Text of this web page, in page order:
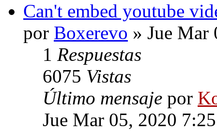
Can't embed youtube
por Boxerevo » Jue Mar
1 Respuestas
6075 Vistas
Último mensaje por
Jue Mar 05, 2020